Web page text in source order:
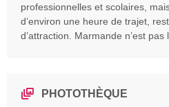
professionnelles et scolaires,
d’environ une heure de trajet,
d’attraction. Marmande n’est pas
PHOTOTHÈQUE